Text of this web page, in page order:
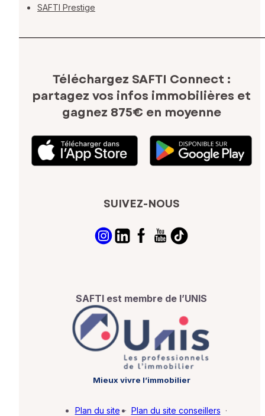
SAFTI Prestige
Téléchargez SAFTI Connect :
partagez vos infos immobilières et
gagnez 875€ en moyenne
SUIVEZ-NOUS
SAFTI est membre de l’UNIS
Mieux vivre l’immobilier
Plan du site · Plan du site conseillers ·